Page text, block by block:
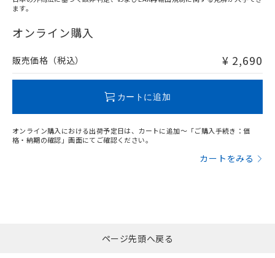
在庫等で未対応品が混在する可能性があります。
問い合わせください。
ます。
オンライン購入
販売価格（税込） ¥ 2,690
カートに追加
オンライン購入における出荷予定日は、カートに追加～「ご購入手続き：価
格・納期の確認」画面にてご確認ください。
カートをみる
ページ先頭へ戻る